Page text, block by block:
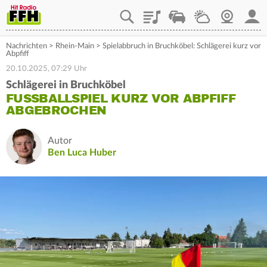
PlaylistStaupilotWetterWebcam
Nachrichten > Rhein-Main > Spielabbruch in Bruchköbel: Schlägerei kurz vor
Abpfiff
20.10.2025, 07:29 Uhr
Schlägerei in Bruchköbel
FUSSBALLSPIEL KURZ VOR ABPFIFF A
BGEBROCHEN
Autor
Ben Luca Huber